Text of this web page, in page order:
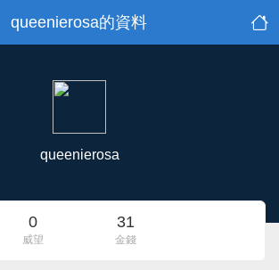
queenierosa的資料
queenierosa
0
威望
31
金錢